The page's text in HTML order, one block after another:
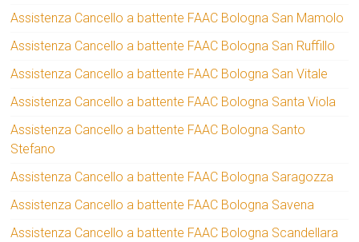
Assistenza Cancello a battente FAAC Bologna San Mamolo
Assistenza Cancello a battente FAAC Bologna San Ruffillo
Assistenza Cancello a battente FAAC Bologna San Vitale
Assistenza Cancello a battente FAAC Bologna Santa Viola
Assistenza Cancello a battente FAAC Bologna Santo
Stefano
Assistenza Cancello a battente FAAC Bologna Saragozza
Assistenza Cancello a battente FAAC Bologna Savena
Assistenza Cancello a battente FAAC Bologna Scandellara